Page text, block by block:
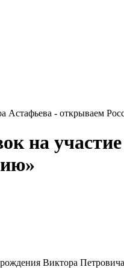
Астафьева - открываем
на
Виктора